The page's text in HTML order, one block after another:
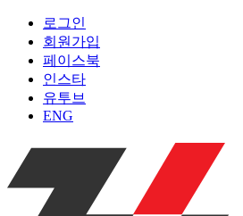
로그인
회원가입
페이스북
인스타
유투브
ENG